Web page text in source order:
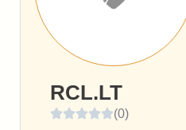
RCL.LT
(0)